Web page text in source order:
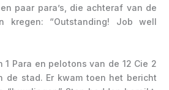
paar para’s, die achteraf van de
kregen: “Outstanding! Job well
1 Para en pelotons van de 12 Cie 2
de stad. Er kwam toen het bericht